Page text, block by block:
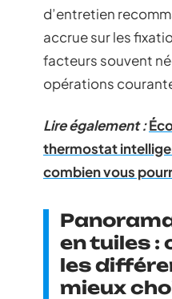
d’entretien
accrue sur les
facteurs souvent
opérations
Lire également :
thermostat
combien vous
en tuiles :
les
mieux